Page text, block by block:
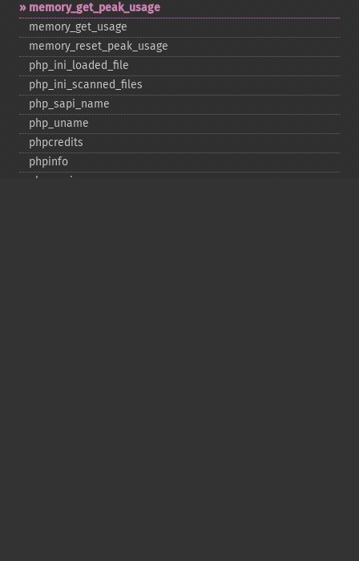
memory_​get_​peak_​usage
memory_​get_​usage
memory_​reset_​peak_​usage
php_​ini_​loaded_​file
php_​ini_​scanned_​files
php_​sapi_​name
php_​uname
phpcredits
phpinfo
phpversion